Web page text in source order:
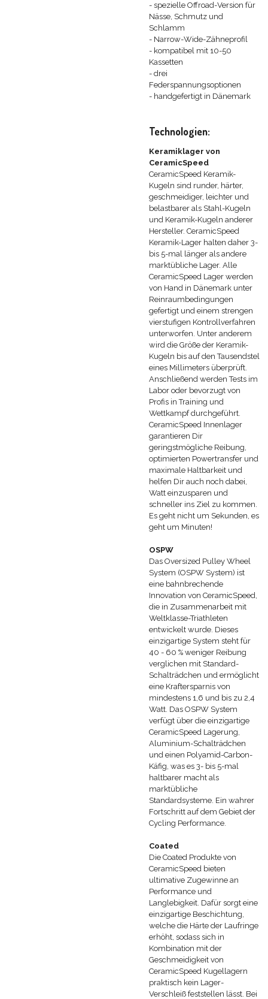
- spezielle Offroad-Version für
Nässe, Schmutz und
Schlamm
- Narrow-Wide-Zähneprofil
- kompatibel mit 10-50
Kassetten
- drei
Federspannungsoptionen
- handgefertigt in Dänemark
Technologien:
Keramiklager von
CeramicSpeed
CeramicSpeed Keramik-
Kugeln sind runder, härter,
geschmeidiger, leichter und
belastbarer als Stahl-Kugeln
und Keramik-Kugeln anderer
Hersteller. CeramicSpeed
Keramik-Lager halten daher 3-
bis 5-mal länger als andere
marktübliche Lager. Alle
CeramicSpeed Lager werden
von Hand in Dänemark unter
Reinraumbedingungen
gefertigt und einem strengen
vierstufigen Kontrollverfahren
unterworfen. Unter anderem
wird die Größe der Keramik-
Kugeln bis auf den Tausendstel
eines Millimeters überprüft.
Anschließend werden Tests im
Labor oder bevorzugt von
Profis in Training und
Wettkampf durchgeführt.
CeramicSpeed Innenlager
garantieren Dir
geringstmögliche Reibung,
optimierten Powertransfer und
maximale Haltbarkeit und
helfen Dir auch noch dabei,
Watt einzusparen und
schneller ins Ziel zu kommen.
Es geht nicht um Sekunden, es
geht um Minuten!
OSPW
Das Oversized Pulley Wheel
System (OSPW System) ist
eine bahnbrechende
Innovation von CeramicSpeed,
die in Zusammenarbeit mit
Weltklasse-Triathleten
entwickelt wurde. Dieses
einzigartige System steht für
40 - 60 % weniger Reibung
verglichen mit Standard-
Schalträdchen und ermöglicht
eine Kraftersparnis von
mindestens 1,6 und bis zu 2,4
Watt. Das OSPW System
verfügt über die einzigartige
CeramicSpeed Lagerung,
Aluminium-Schalträdchen
und einen Polyamid-Carbon-
Käfig, was es 3- bis 5-mal
haltbarer macht als
marktübliche
Standardsysteme. Ein wahrer
Fortschritt auf dem Gebiet der
Cycling Performance.
Coated
Die Coated Produkte von
CeramicSpeed bieten
ultimative Zugewinne an
Performance und
Langlebigkeit. Dafür sorgt eine
einzigartige Beschichtung,
welche die Härte der Laufringe
erhöht, sodass sich in
Kombination mit der
Geschmeidigkeit von
CeramicSpeed Kugellagern
praktisch kein Lager-
Verschleiß feststellen lässt. Bei